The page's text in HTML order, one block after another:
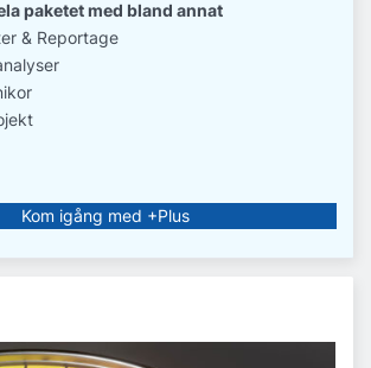
paketet med bland annat
& Reportage
Kom igång med +Plus